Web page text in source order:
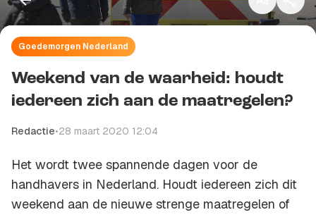
Goedemorgen Nederland
Weekend van de waarheid: houdt
iedereen zich aan de maatregelen?
Redactie•28 maart 2020 12:04
Het wordt twee spannende dagen voor de
handhavers in Nederland. Houdt iedereen zich dit
weekend aan de nieuwe strenge maatregelen of